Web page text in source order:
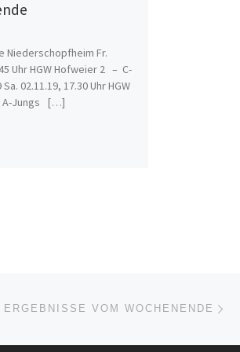
Niederschopfheim Fr.
Uhr HGW Hofweier 2 – C-
02.11.19, 17.30 Uhr HGW
Jungs […]
ERGEBNISSE VOM WOCHENENDE